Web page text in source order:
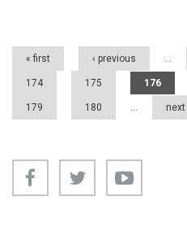
Pages
« first ‹ previous …
174 175 176
179 180 … next